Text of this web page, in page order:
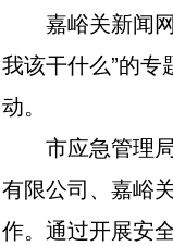
嘉峪关新闻
我该干什么”的专
动。
市应急管理
有限公司、嘉峪
作。通过开展安